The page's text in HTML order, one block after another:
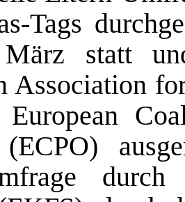
Tags
März statt
Association